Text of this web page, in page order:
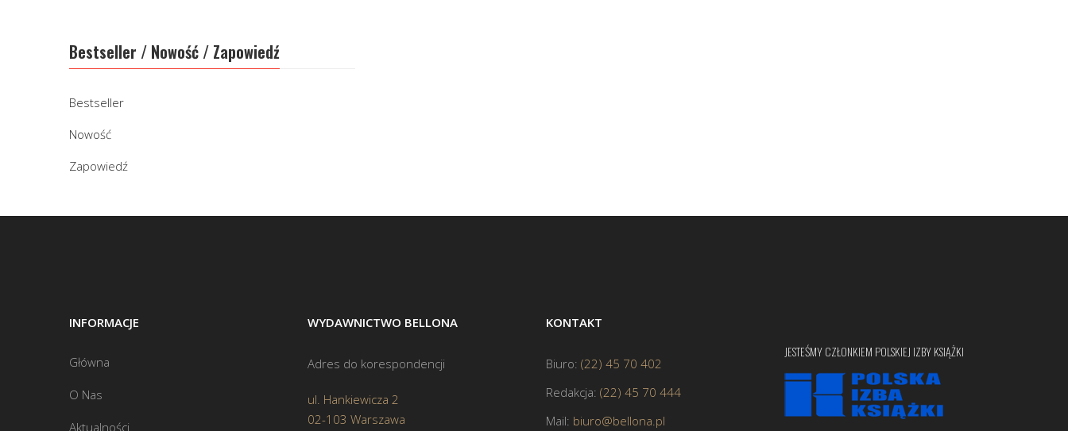
Bestseller / Nowość / Zapowiedź
Bestseller
Nowość
Zapowiedź
INFORMACJE
Główna
O Nas
Aktualności
WYDAWNICTWO BELLONA
Adres do korespondencji
ul. Hankiewicza 2
02-103 Warszawa
KONTAKT
Biuro: (22) 45 70 402
Redakcja: (22) 45 70 444
Mail: biuro@bellona.pl
JESTEŚMY CZŁONKIEM POLSKIEJ IZBY KSIĄŻKI